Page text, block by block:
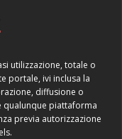
utilizzazione, totale o
portale, ivi inclusa la
diffusione o
qualunque piattaforma
previa autorizzazione